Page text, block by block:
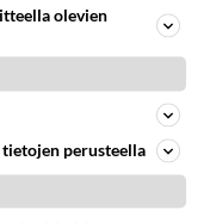
30
1077
64
887
olevien
perusteella